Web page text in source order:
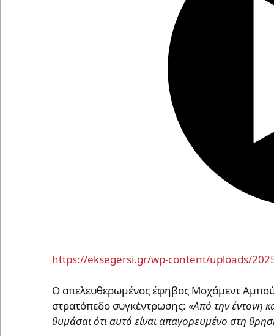
https://eksegersi.gr/wp-content/uploads/
Ο απελευθερωμένος έφηβος Μοχάμεντ Αμπού
στρατόπεδο συγκέντρωσης: «Από την έντονη
θυμάσαι ότι αυτό είναι απαγορευμένο στη